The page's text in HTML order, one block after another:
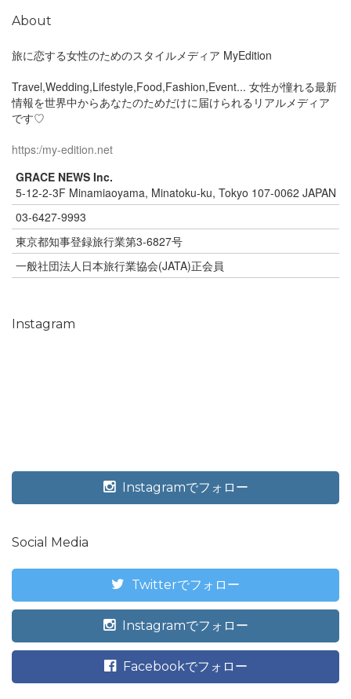
About
旅に恋する女性のためのスタイルメディア MyEdition
Travel,Wedding,Lifestyle,Food,Fashion,Event... 女性が憧れる最新
情報を世界中からあなたのためだけに届けられるリアルメディア
です♡
https:/my-edition.net
GRACE NEWS Inc.
5-12-2-3F Minamiaoyama, Minatoku-ku, Tokyo 107-0062 JAPAN
03-6427-9993
東京都知事登録旅行業第3-6827号
一般社団法人日本旅行業協会(JATA)正会員
Instagram
Instagramでフォロー
Social Media
Twitterでフォロー
Instagramでフォロー
Facebookでフォロー